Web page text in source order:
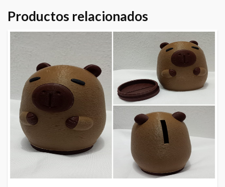
Productos relacionados